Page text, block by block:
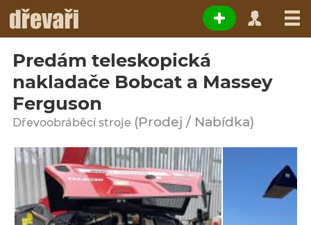
Predám teleskopická
nakladače Bobcat a Massey
Ferguson
Dřevoobráběcí stroje (Prodej / Nabídka)